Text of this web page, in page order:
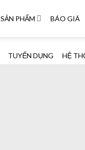
SẢN PHẨM BÁO GIÁ
TUYỂN DỤNG HỆ